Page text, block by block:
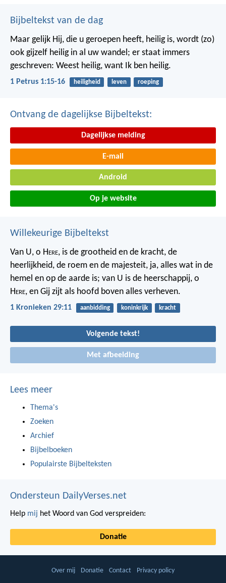
Bijbeltekst van de dag
Maar gelijk Hij, die u geroepen heeft, heilig is, wordt (zo)
ook gijzelf heilig in al uw wandel; er staat immers
geschreven: Weest heilig, want Ik ben heilig.
1 Petrus 1:15-16 heiligheid leven roeping
Ontvang de dagelijkse Bijbeltekst:
Dagelijkse melding
E-mail
Android
Op je website
Willekeurige Bijbeltekst
Van U, o Here, is de grootheid en de kracht, de
heerlijkheid, de roem en de majesteit, ja, alles wat in de
hemel en op de aarde is; van U is de heerschappij, o
Here, en Gij zijt als hoofd boven alles verheven.
1 Kronieken 29:11 aanbidding koninkrijk kracht
Volgende tekst!
Met afbeelding
Lees meer
Thema's
Zoeken
Archief
Bijbelboeken
Populairste Bijbelteksten
Ondersteun DailyVerses.net
Help mij het Woord van God verspreiden:
Donatie
Over mij Donatie Contact Privacy policy